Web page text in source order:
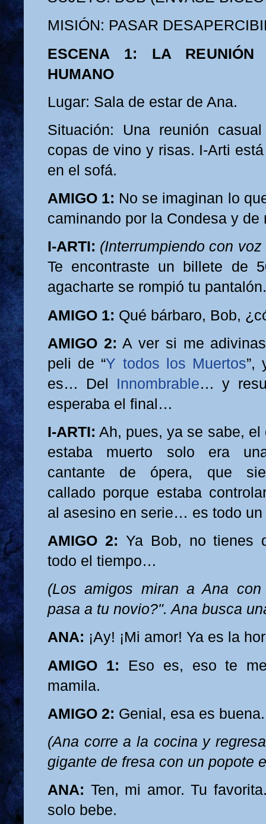
MISIÓN: PASAR
ESCENA 1: LA
HUMANO
Lugar: Sala de estar de Ana.
Situación: Una reunión
copas de vino y risas. I-Arti
en el sofá.
AMIGO 1: No se imaginan lo
caminando por la Condesa y de
I-ARTI: (Interrumpiendo con
Te encontraste un billete de
agacharte se rompió tu pantalón.
AMIGO 1: Qué bárbaro, Bob,
AMIGO 2: A ver si me
peli de “Y todos los Muertos”,
es… Del Innombrable… y
esperaba el final…
I-ARTI: Ah, pues, ya se sabe, el
estaba muerto solo era
cantante de ópera, que
callado porque estaba
al asesino en serie… es todo
AMIGO 2: Ya Bob, no tienes
todo el tiempo…
(Los amigos miran a Ana
pasa a tu novio?". Ana busca
ANA: ¡Ay! ¡Mi amor! Ya es la
AMIGO 1: Eso es, eso te
mamila.
AMIGO 2: Genial, esa es buena.
(Ana corre a la cocina y
gigante de fresa con un popote
ANA: Ten, mi amor. Tu
solo bebe.